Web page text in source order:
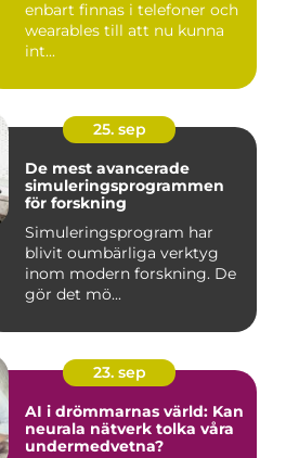
enbart finnas i telefoner och
wearables till att nu kunna
int...
25. sep
De mest avancerade
simuleringsprogrammen
för forskning
Simuleringsprogram har
blivit oumbärliga verktyg
inom modern forskning. De
gör det mö...
23. sep
AI i drömmarnas värld: Kan
neurala nätverk tolka våra
undermedvetna?